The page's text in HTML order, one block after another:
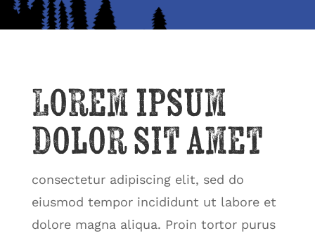
Lorem ipsum
dolor sit amet
consectetur adipiscing elit, sed do
eiusmod tempor incididunt ut labore et
dolore magna aliqua. Proin tortor purus